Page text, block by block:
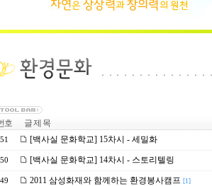
호 글 제 목
51 [백사실 문화학교] 15차시 - 세밀화
50 [백사실 문화학교] 14차시 - 스토리텔링
49 2011 삼성화재와 함께하는 환경봉사캠프 [1]